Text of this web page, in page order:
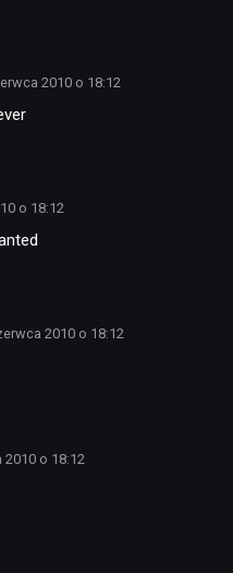
2010 o 18:12
o 18:12
2010 o 18:12
2010 o 18:12